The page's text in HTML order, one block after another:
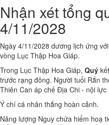
Nhận xét tổng
4/11/2028
Ngày 4/11/2028 dương lịch ứng
vòng Lục Thập Hoa Giáp.
Trong Lục Thập Hoa Giáp, Quý
trước rạng đông. Người tuổi Rắn
Thiên Can áp chế Địa Chi - nội
Ý chí cá nhân thắng hoàn cảnh.
Năng lượng Nguy chứa hiểm hoạ